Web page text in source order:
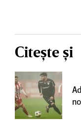
Citește și